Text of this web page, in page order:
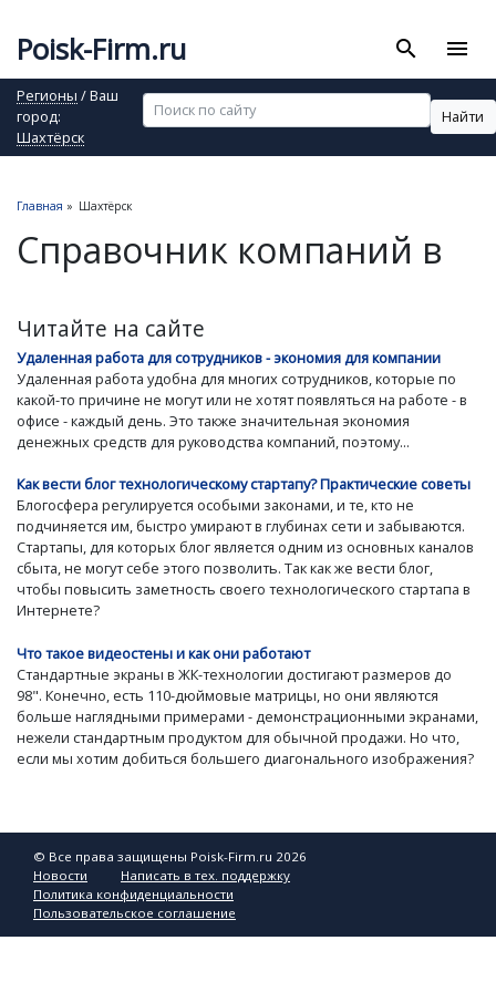
Poisk-Firm.ru search menu
Регионы / Ваш
город:
Шахтёрск
Найти
Главная » Шахтёрск
Справочник компаний в
Читайте на сайте
Удаленная работа для сотрудников - экономия для компании
Удаленная работа удобна для многих сотрудников, которые по
какой-то причине не могут или не хотят появляться на работе - в
офисе - каждый день. Это также значительная экономия
денежных средств для руководства компаний, поэтому...
Как вести блог технологическому стартапу? Практические советы
Блогосфера регулируется особыми законами, и те, кто не
подчиняется им, быстро умирают в глубинах сети и забываются.
Стартапы, для которых блог является одним из основных каналов
сбыта, не могут себе этого позволить. Так как же вести блог,
чтобы повысить заметность своего технологического стартапа в
Интернете?
Что такое видеостены и как они работают
Стандартные экраны в ЖК-технологии достигают размеров до
98". Конечно, есть 110-дюймовые матрицы, но они являются
больше наглядными примерами - демонстрационными экранами,
нежели стандартным продуктом для обычной продажи. Но что,
если мы хотим добиться большего диагонального изображения?
© Все права защищены Poisk-Firm.ru 2026
Новости
Написать в тех. поддержку
Политика конфиденциальности
Пользовательское соглашение